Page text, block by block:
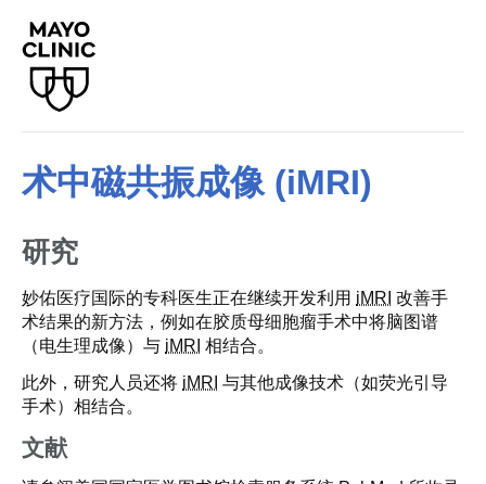
术中磁共振成像 (iMRI)
研究
妙佑医疗国际的专科医生正在继续开发利用 iMRI 改善手
术结果的新方法，例如在胶质母细胞瘤手术中将脑图谱
（电生理成像）与 iMRI 相结合。
此外，研究人员还将 iMRI 与其他成像技术（如荧光引导
手术）相结合。
文献